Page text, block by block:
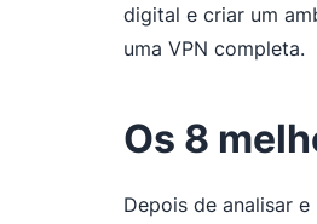
digital e criar um
uma VPN completa.
Os 8
Depois de analisar